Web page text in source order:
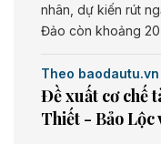
nhân, dự kiến rút
Đảo còn khoảng 20
Theo baodautu.vn
Đề xuất cơ chế
Thiết - Bảo